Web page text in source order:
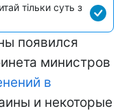
тільки суть з
появился
министров
в
и некоторые